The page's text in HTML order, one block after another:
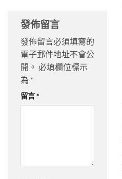
發佈留言
發佈留言必須填寫的
電子郵件地址不會公
開。 必填欄位標示
為 *
留言*